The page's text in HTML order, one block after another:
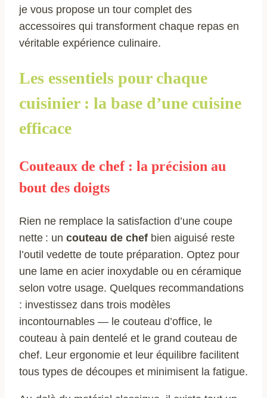
je vous propose un tour complet des
accessoires qui transforment chaque repas en
véritable expérience culinaire.
Les essentiels pour chaque
cuisinier : la base d’une cuisine
efficace
Couteaux de chef : la précision au
bout des doigts
Rien ne remplace la satisfaction d’une coupe
nette : un couteau de chef bien aiguisé reste
l’outil vedette de toute préparation. Optez pour
une lame en acier inoxydable ou en céramique
selon votre usage. Quelques recommandations
: investissez dans trois modèles
incontournables — le couteau d’office, le
couteau à pain dentelé et le grand couteau de
chef. Leur ergonomie et leur équilibre facilitent
tous types de découpes et minimisent la fatigue.